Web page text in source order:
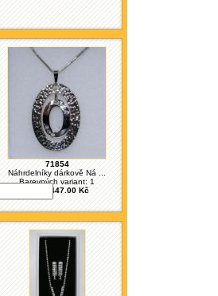
71854
Náhrdelníky dárkově Ná ...
Barevných variant: 1
447.00 Kč